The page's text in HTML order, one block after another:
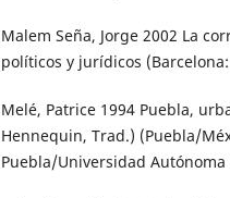
Malem Seña, Jorge 2002 La
políticos y jurídicos
Melé, Patrice 1994 Puebla,
Hennequin, Trad.) (Puebla/
Puebla/Universidad